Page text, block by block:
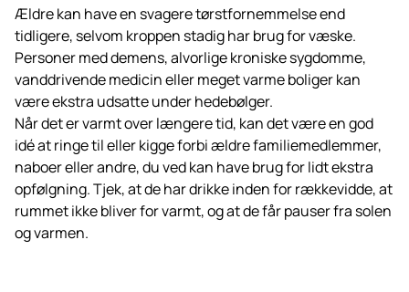
Ældre kan have en svagere tørstfornemmelse end
tidligere, selvom kroppen stadig har brug for væske.
Personer med demens, alvorlige kroniske sygdomme,
vanddrivende medicin eller meget varme boliger kan
være ekstra udsatte under hedebølger.
Når det er varmt over længere tid, kan det være en god
idé at ringe til eller kigge forbi ældre familiemedlemmer,
naboer eller andre, du ved kan have brug for lidt ekstra
opfølgning. Tjek, at de har drikke inden for rækkevidde, at
rummet ikke bliver for varmt, og at de får pauser fra solen
og varmen.